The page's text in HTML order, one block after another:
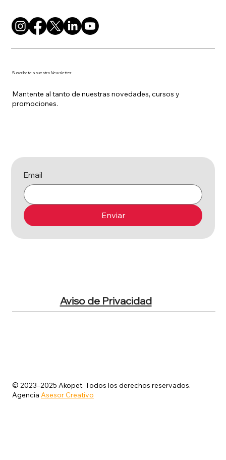
© 2023–2025 Akopet. Todos los derechos reservados.
Agencia Asesor Creativo
Aviso de Privacidad
Email
Enviar
Suscríbete a nuestro Newsletter
Mantente al tanto de nuestras novedades, cursos y
promociones.